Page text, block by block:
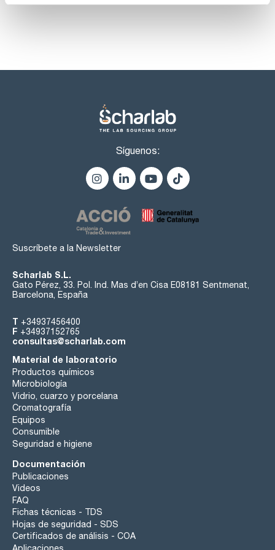
Síguenos:
Suscríbete a la Newsletter
Scharlab S.L.
Gato Pérez, 33. Pol. Ind. Mas d’en Cisa E08181 Sentmenat,
Barcelona, España
T +34937456400
F +34937152765
consultas@scharlab.com
Material de laboratorio
Productos químicos
Microbiología
Vidrio, cuarzo y porcelana
Cromatografía
Equipos
Consumible
Seguridad e higiene
Documentación
Publicaciones
Videos
FAQ
Fichas técnicas - TDS
Hojas de seguridad - SDS
Certificados de análisis - COA